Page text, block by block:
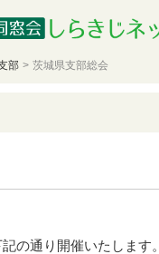
部 > 茨城県支部総会
の通り開催いたします。